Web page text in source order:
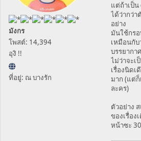
มังกร
โพสต์: 14,394
อุงิ !!
ที่อยู่: ณ บางรัก
แต่ถ้าเป็น
ได้ว่ากว่า
อย่าง
มันใช้กร
เหมือนกั
บรรยากา
ไม่ว่าจะเ
เรื่องนิดเ
มาก (แต่
ละคร)
ตัวอย่าง
ของเรื่อง
หน้าซะ